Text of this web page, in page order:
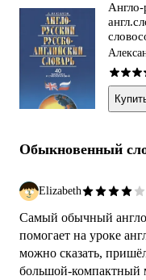
Англо-
Обыкновенный
Elizabeth
Самый обычный
помогает на уроке
можно сказать,
большой-компактный